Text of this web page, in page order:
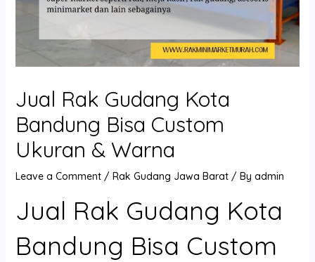
Jual Rak Gudang Kota
Bandung Bisa Custom
Ukuran & Warna
Leave a Comment / Rak Gudang Jawa Barat/ By admin
Jual Rak Gudang Kota
Bandung Bisa Custom